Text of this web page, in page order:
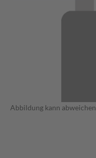
Abbildung kann abweichen